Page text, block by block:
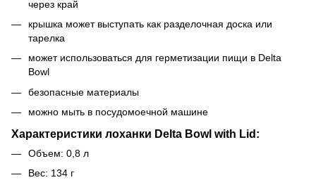
через край
крышка может выступать как разделочная доска или
тарелка
может использоваться для герметизации пищи в Delta
Bowl
безопасные материалы
можно мыть в посудомоечной машине
Характеристики лоханки Delta Bowl with Lid:
Объем: 0,8 л
Вес: 134 г